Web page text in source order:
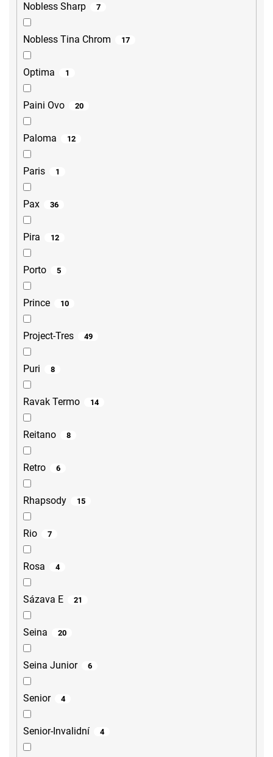
Nobless Sharp 7
Nobless Tina Chrom 17
Optima 1
Paini Ovo 20
Paloma 12
Paris 1
Pax 36
Pira 12
Porto 5
Prince 10
Project-Tres 49
Puri 8
Ravak Termo 14
Reitano 8
Retro 6
Rhapsody 15
Rio 7
Rosa 4
Sázava E 21
Seina 20
Seina Junior 6
Senior 4
Senior-Invalidní 4